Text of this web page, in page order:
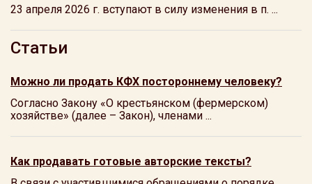
23 апреля 2026 г. вступают в силу изменения в п. ...
Статьи
Можно ли продать КФХ постороннему человеку?
Согласно Закону «О крестьянском (фермерском)
хозяйстве» (далее – Закон), членами ...
Как продавать готовые авторские тексты?